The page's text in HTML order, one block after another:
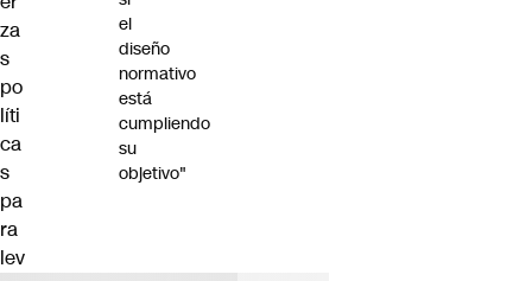
za
s
po
líti
ca
s
pa
ra
lev
el
diseño
normativo
está
cumpliendo
su
objetivo"